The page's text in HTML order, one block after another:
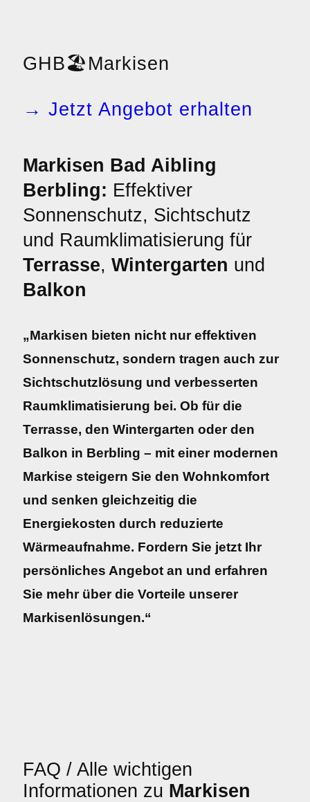
GHB🏖️ Markisen
→ Jetzt Angebot erhalten
Markisen Bad Aibling
Berbling: Effektiver
Sonnenschutz, Sichtschutz
und Raumklimatisierung für
Terrasse, Wintergarten und
Balkon
„Markisen bieten nicht nur effektiven
Sonnenschutz, sondern tragen auch zur
Sichtschutzlösung und verbesserten
Raumklimatisierung bei. Ob für die
Terrasse, den Wintergarten oder den
Balkon in Berbling – mit einer modernen
Markise steigern Sie den Wohnkomfort
und senken gleichzeitig die
Energiekosten durch reduzierte
Wärmeaufnahme. Fordern Sie jetzt Ihr
persönliches Angebot an und erfahren
Sie mehr über die Vorteile unserer
Markisenlösungen.“
FAQ / Alle wichtigen
Informationen zu Markisen